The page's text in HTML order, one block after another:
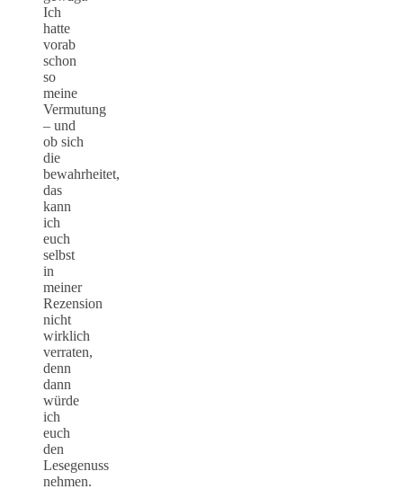
Ich
hatte
vorab
schon
so
meine
Vermutung
– und
ob sich
die
bewahrheitet,
das
kann
ich
euch
selbst
in
meiner
Rezension
nicht
wirklich
verraten,
denn
dann
würde
ich
euch
den
Lesegenuss
nehmen.